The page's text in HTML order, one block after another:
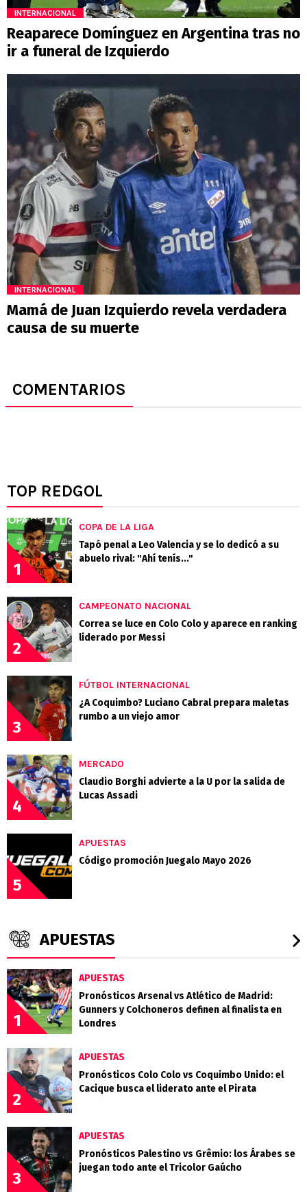
INTERNACIONAL
Reaparece Domínguez en Argentina tras no
ir a funeral de Izquierdo
INTERNACIONAL
Mamá de Juan Izquierdo revela verdadera
causa de su muerte
COMENTARIOS
TOP REDGOL
1
COPA DE LA LIGA
Tapó penal a Leo Valencia y se lo dedicó a su
abuelo rival: "Ahí tenís..."
2
CAMPEONATO NACIONAL
Correa se luce en Colo Colo y aparece en ranking
liderado por Messi
3
FÚTBOL INTERNACIONAL
¿A Coquimbo? Luciano Cabral prepara maletas
rumbo a un viejo amor
4
MERCADO
Claudio Borghi advierte a la U por la salida de
Lucas Assadi
5
APUESTAS
Código promoción Juegalo Mayo 2026
APUESTAS
1
APUESTAS
Pronósticos Arsenal vs Atlético de Madrid:
Gunners y Colchoneros definen al finalista en
Londres
2
APUESTAS
Pronósticos Colo Colo vs Coquimbo Unido: el
Cacique busca el liderato ante el Pirata
3
APUESTAS
Pronósticos Palestino vs Grêmio: los Árabes se
juegan todo ante el Tricolor Gaúcho